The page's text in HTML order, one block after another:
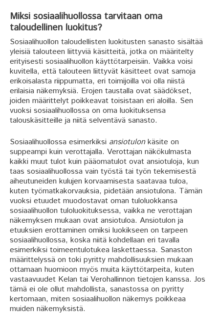
Miksi sosiaalihuollossa tarvitaan oma
taloudellinen luokitus?
Sosiaalihuollon taloudellisten luokitusten sanasto sisältää
yleisiä talouteen liittyviä käsitteitä, jotka on määritelty
erityisesti sosiaalihuollon käyttötarpeisiin. Vaikka voisi
kuvitella, että talouteen liittyvät käsitteet ovat samoja
erikoisalasta riippumatta, eri toimijoilla voi olla niistä
erilaisia näkemyksiä. Erojen taustalla ovat säädökset,
joiden määrittelyt poikkeavat toisistaan eri aloilla. Sen
vuoksi sosiaalihuollossa on oma luokituksensa
talouskäsitteille ja niitä selventävä sanasto.
Sosiaalihuollossa esimerkiksi ansiotulonkäsite on
suppeampi kuin verottajalla. Verottajan näkökulmasta
kaikki muut tulot kuin pääomatulot ovat ansiotuloja, kun
taas sosiaalihuollossa vain työstä tai työn tekemisestä
aiheutuneiden kulujen korvaamisesta saatavaa tuloa,
kuten työmatkakorvauksia, pidetään ansiotulona. Tämän
vuoksi etuudet muodostavat oman tuloluokkansa
sosiaalihuollon tuloluokituksessa, vaikka ne verottajan
näkemyksen mukaan ovat ansiotuloa. Ansiotulon ja
etuuksien erottaminen omiksi luokikseen on tarpeen
sosiaalihuollossa, koska niitä kohdellaan eri tavalla
esimerkiksi toimeentulotukea laskettaessa. Sanaston
määrittelyssä on toki pyritty mahdollisuuksien mukaan
ottamaan huomioon myös muita käyttötarpeita, kuten
vastaavuudet Kelan tai Verohallinnon tietojen kanssa. Jos
tämä ei ole ollut mahdollista, sanastossa on pyritty
kertomaan, miten sosiaalihuollon näkemys poikkeaa
muiden näkemyksistä.